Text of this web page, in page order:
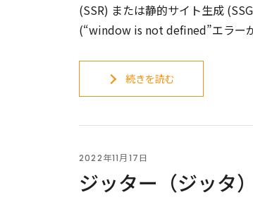
(SSR) または静的サイト生成
(“window is not defined”エラー
続きを読む
2022年11月17日
ジッター（ジッタ